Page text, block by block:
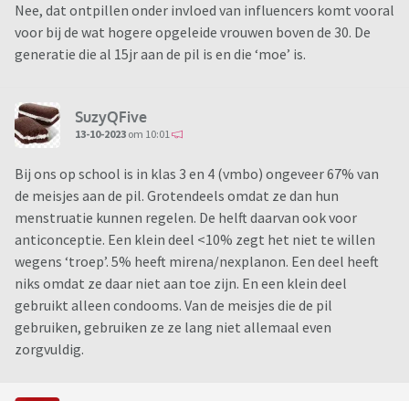
Nee, dat ontpillen onder invloed van influencers komt vooral
voor bij de wat hogere opgeleide vrouwen boven de 30. De
generatie die al 15jr aan de pil is en die ‘moe’ is.
SuzyQFive
13-10-2023 om 10:01
Bij ons op school is in klas 3 en 4 (vmbo) ongeveer 67% van
de meisjes aan de pil. Grotendeels omdat ze dan hun
menstruatie kunnen regelen. De helft daarvan ook voor
anticonceptie. Een klein deel <10% zegt het niet te willen
wegens ‘troep’. 5% heeft mirena/nexplanon. Een deel heeft
niks omdat ze daar niet aan toe zijn. En een klein deel
gebruikt alleen condooms. Van de meisjes die de pil
gebruiken, gebruiken ze ze lang niet allemaal even
zorgvuldig.